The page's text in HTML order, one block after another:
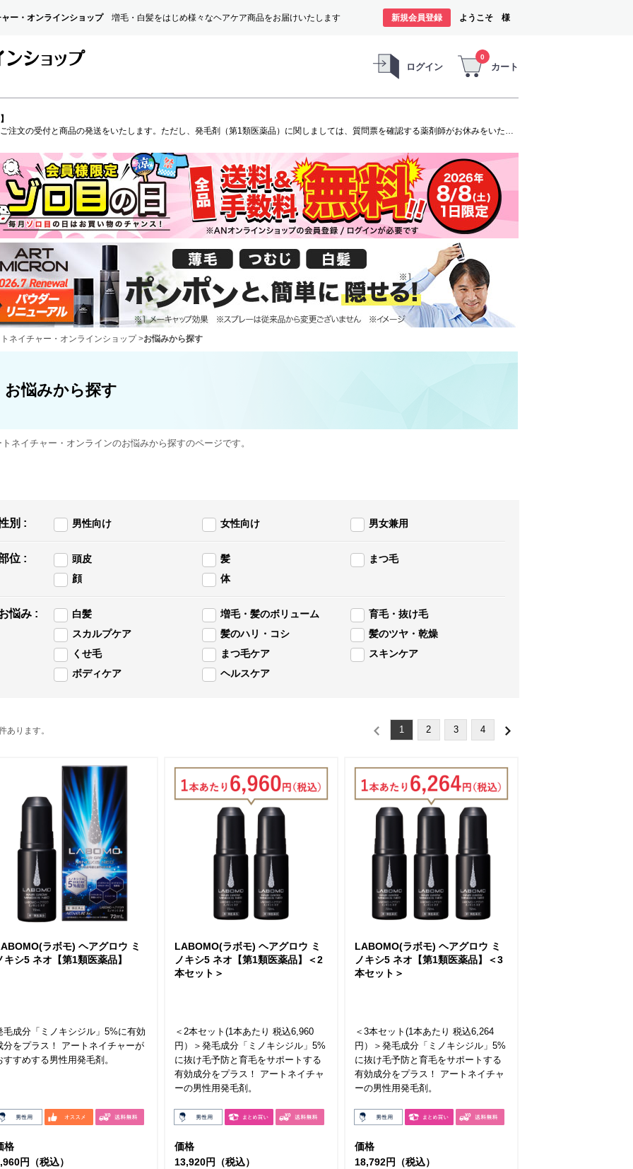
ー・オンラインショップ 増毛・白髪をはじめ様々なヘアケア商品をお届けいたします 新規会員登録 ようこそ 様
ログイン
0
カート
オンラインショップは、お盆期間中も休まずご注文の受付と商品の発送をいたします。ただし、発毛剤（第1類医薬品）に関しましては、質問票を確認する薬剤師がお休みをいただくため商品のお申し込みから発送までお時間を要します。お客様には大変ご迷惑をお掛けいたしますが、よろしくお願い申し上げます。
ネイチャー・オンラインショップ >お悩みから探す
お悩みから探す
ネイチャー・オンラインのお悩みから探すのページです。
別 : 男性向け 女性向け 男女兼用
位 : 頭皮 髪
まつ毛
顔
体
悩み : 白髪 増毛・髪のボリューム
育毛・抜け毛
スカルプケア
髪のハリ・コシ
髪のツヤ・乾燥
くせ毛
まつ毛ケア
スキンケア
ボディケア
ヘルスケア
あります。 1 2 3 4
ラボモ) ヘアグロウ ミ
キシ5 ネオ【第1類医薬品】
毛成分「ミノキシジル」5%に有効
分をプラス！ アートネイチャーが
すすめする男性用発毛剤。
格
円（税込）
LABOMO(ラボモ) ヘアグロウ ミ
ノキシ5 ネオ【第1類医薬品】＜2
本セット＞
＜2本セット(1本あたり 税込6,960
円）＞発毛成分「ミノキシジル」5%
に抜け毛予防と育毛をサポートする
有効成分をプラス！ アートネイチャ
ーの男性用発毛剤。
価格
13,920円（税込）
LABOMO(ラボモ) ヘアグロウ ミ
ノキシ5 ネオ【第1類医薬品】＜3
本セット＞
＜3本セット(1本あたり 税込6,264
円）＞発毛成分「ミノキシジル」5%
に抜け毛予防と育毛をサポートする
有効成分をプラス！ アートネイチャ
ーの男性用発毛剤。
価格
18,792円（税込）